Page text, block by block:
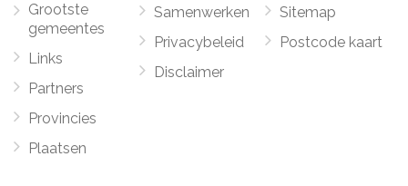
Grootste
gemeentes
Links
Partners
Provincies
Plaatsen
Samenwerken
Privacybeleid
Disclaimer
Sitemap
Postcode kaart